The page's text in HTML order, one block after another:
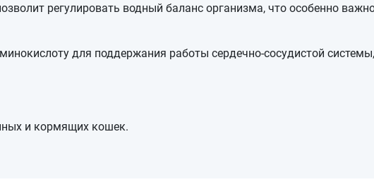
регулировать водный баланс организма, что особенно
для поддержания работы сердечно-сосудистой
и кормящих кошек.